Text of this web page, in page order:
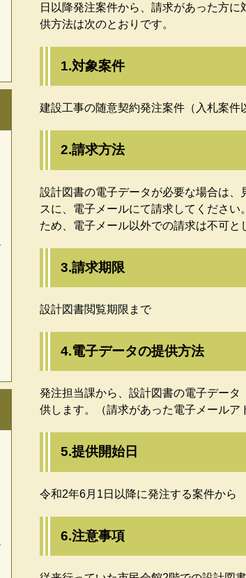
日以降発注案件から、請求があった方
供方法は次のとおりです。
1.対象案件
建設工事の随意契約発注案件（入札案件
2.請求方法
設計図書の電子データが必要な場合は
スに、電子メールにて請求してくださ
ため、電子メール以外での請求は不可と
3.請求期限
設計図書閲覧期限まで
4.電子データの提供方法
発注担当課から、設計図書の電子デー
供します。（請求があった電子メールア
5.提供開始日
令和2年6月1日以降に発注する案件から
6.注意事項